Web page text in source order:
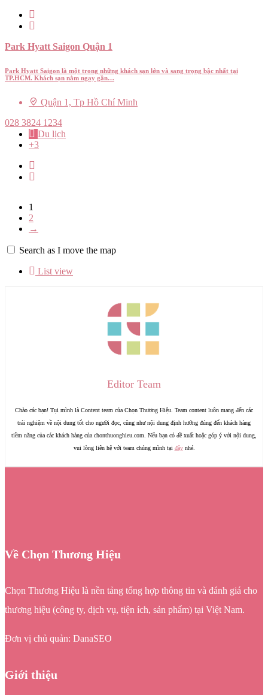
Park Hyatt Saigon Quận 1
Park Hyatt Saigon là một trong những khách sạn lớn và sang trọng bậc nhất tại
TP.HCM. Khách sạn nằm ngay gần…
Quận 1, Tp Hồ Chí Minh
028 3824 1234
Du lịch
+3
1
2
→
Search as I move the map
List view
Editor Team
Chào các bạn! Tụi mình là Content team của Chọn Thương Hiệu. Team content luôn mang đến các
trải nghiệm về nội dung tốt cho người đọc, cũng như nội dung định hướng đúng đến khách hàng
tiềm năng của các khách hàng của chonthuonghieu.com. Nếu bạn có đề xuất hoặc góp ý với nội dung,
vui lòng liên hệ với team chúng mình tại đâynhé.
Về Chọn Thương Hiệu
Chọn Thương Hiệu là nền tảng tổng hợp thông tin và đánh giá cho
thương hiệu (công ty, dịch vụ, tiện ích, sản phẩm) tại Việt Nam.
Đơn vị chủ quản: DanaSEO
Giới thiệu